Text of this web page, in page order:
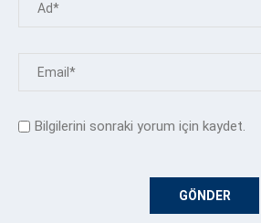
Bilgilerini sonraki yorum için kaydet.